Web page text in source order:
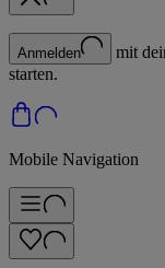
Anmelden
mit
starten.
Mobile Navigation